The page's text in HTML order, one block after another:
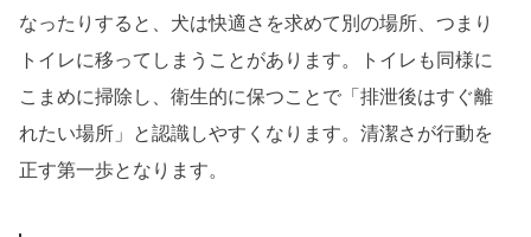
なったりすると、犬は快適さを求めて別の場所、つまり
トイレに移ってしまうことがあります。トイレも同様に
こまめに掃除し、衛生的に保つことで「排泄後はすぐ離
れたい場所」と認識しやすくなります。清潔さが行動を
正す第一歩となります。